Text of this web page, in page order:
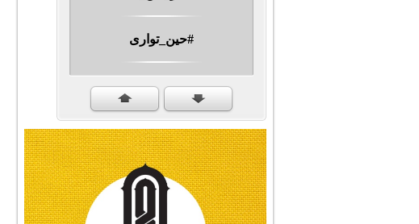
#حين_توارى
مهرجان الشهيد #ا�...
#سنكمل_الطريق
#تبريكات_انتصار_�...
#نداء_الأنبياء